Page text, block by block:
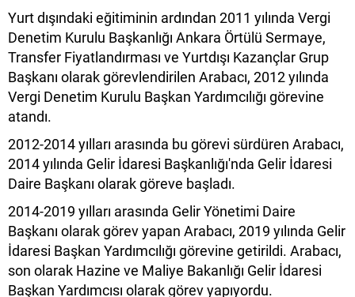
Yurt dışındaki eğitiminin ardından 2011 yılında Vergi
Denetim Kurulu Başkanlığı Ankara Örtülü Sermaye,
Transfer Fiyatlandırması ve Yurtdışı Kazançlar Grup
Başkanı olarak görevlendirilen Arabacı, 2012 yılında
Vergi Denetim Kurulu Başkan Yardımcılığı görevine
atandı.
2012-2014 yılları arasında bu görevi sürdüren Arabacı,
2014 yılında Gelir İdaresi Başkanlığı'nda Gelir İdaresi
Daire Başkanı olarak göreve başladı.
2014-2019 yılları arasında Gelir Yönetimi Daire
Başkanı olarak görev yapan Arabacı, 2019 yılında Gelir
İdaresi Başkan Yardımcılığı görevine getirildi. Arabacı,
son olarak Hazine ve Maliye Bakanlığı Gelir İdaresi
Başkan Yardımcısı olarak görev yapıyordu.